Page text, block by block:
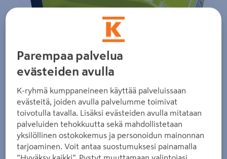
Zoomaa kuvaa sormilla kosketusnäytöllä
Parempaa palvelua
evästeiden avulla
K-ryhmä kumppaneineen käyttää palveluissaan
evästeitä, joiden avulla palvelumme toimivat
toivotulla tavalla. Lisäksi evästeiden avulla mitataan
palveluiden tehokkuutta sekä mahdollistetaan
yksilöllinen ostokokemus ja personoidun mainonnan
tarjoaminen. Voit antaa suostumuksesi painamalla
”Hyväksy kaikki”. Pystyt muuttamaan valintojasi